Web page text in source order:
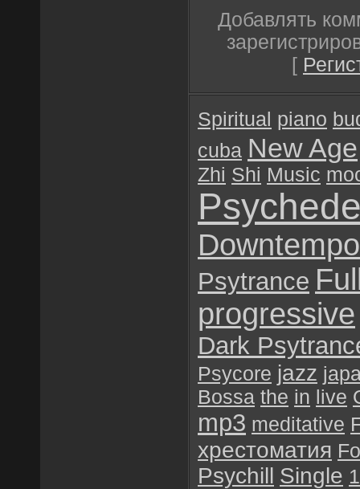
Добавлять
[
Spiritual piano
cuba New Age
Zhi Shi Music
Downtempo
Psytrance
progressive
Dark
Psycore jazz
Bossa the in live
mp3 meditative
хрестоматия
Psychill Single